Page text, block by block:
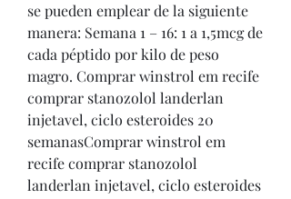
se pueden emplear de la siguiente
manera: Semana 1 – 16: 1 a 1,5mcg de
cada péptido por kilo de peso
magro. Comprar winstrol em recife
comprar stanozolol landerlan
injetavel, ciclo esteroides 20
semanasComprar winstrol em
recife comprar stanozolol
landerlan injetavel, ciclo esteroides